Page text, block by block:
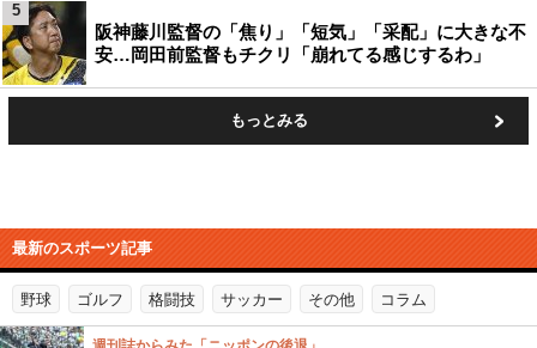
阪神藤川監督の「焦り」「短気」「采配」に大きな不
安…岡田前監督もチクリ「崩れてる感じするわ」
5
もっとみる
最新のスポーツ記事
野球 ゴルフ 格闘技 サッカー その他 コラム